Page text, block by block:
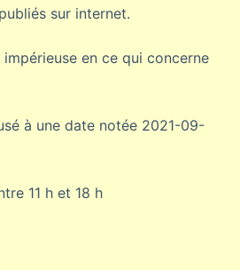
sur internet.
en ce qui concerne
à une date notée 2021-09-
11 h et 18 h